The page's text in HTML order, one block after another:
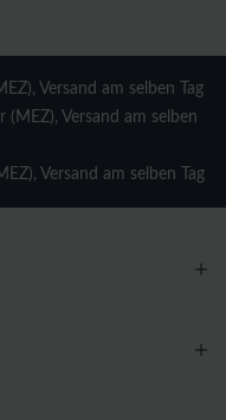
Versand am selben Tag
(MEZ), Versand am selben
Versand am selben Tag